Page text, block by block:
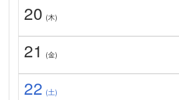
20 (木)
21 (金)
22 (土)